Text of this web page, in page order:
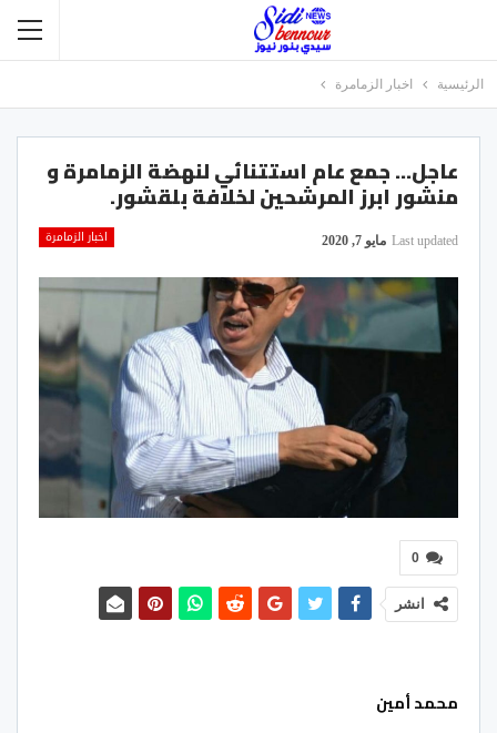
الرئيسية اخبار الزمامرة
عاجل… جمع عام استتنائي لنهضة الزمامرة و
منشور ابرز المرشحين لخلافة بلقشور.
اخبار الزمامرة Last updated مايو 7, 2020
0
انشر
محمد أمين